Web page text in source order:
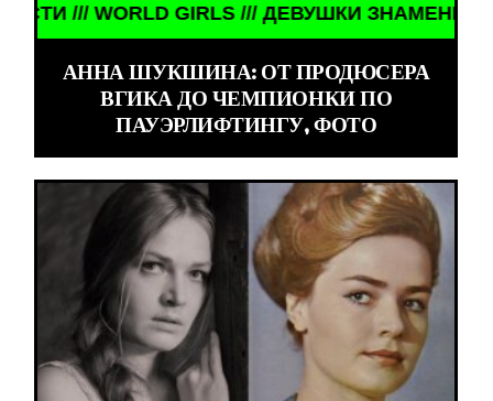
ЗНАМЕНИТОСТИ /// WORLD GIRLS ///
АННА ШУКШИНА: ОТ ПРОДЮСЕРА
ВГИКА ДО ЧЕМПИОНКИ ПО
ПАУЭРЛИФТИНГУ, ФОТО